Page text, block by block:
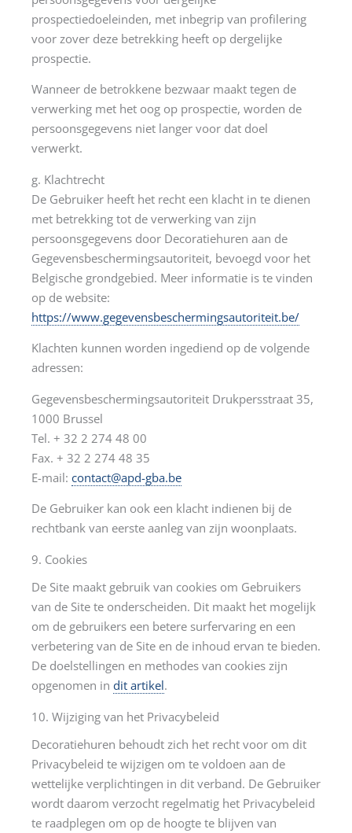
prospectiedoeleinden, met inbegrip van profilering
voor zover deze betrekking heeft op dergelijke
prospectie.
Wanneer de betrokkene bezwaar maakt tegen de
verwerking met het oog op prospectie, worden de
persoonsgegevens niet langer voor dat doel
verwerkt.
g. Klachtrecht
De Gebruiker heeft het recht een klacht in te dienen
met betrekking tot de verwerking van zijn
persoonsgegevens door Decoratiehuren aan de
Gegevensbeschermingsautoriteit, bevoegd voor het
Belgische grondgebied. Meer informatie is te vinden
op de website:
https://www.gegevensbeschermingsautoriteit.be/
Klachten kunnen worden ingediend op de volgende
adressen:
Gegevensbeschermingsautoriteit Drukpersstraat 35,
1000 Brussel
Tel. + 32 2 274 48 00
Fax. + 32 2 274 48 35
E-mail: contact@apd-gba.be
De Gebruiker kan ook een klacht indienen bij de
rechtbank van eerste aanleg van zijn woonplaats.
9. Cookies
De Site maakt gebruik van cookies om Gebruikers
van de Site te onderscheiden. Dit maakt het mogelijk
om de gebruikers een betere surfervaring en een
verbetering van de Site en de inhoud ervan te bieden.
De doelstellingen en methodes van cookies zijn
opgenomen in dit artikel.
10. Wijziging van het Privacybeleid
Decoratiehuren behoudt zich het recht voor om dit
Privacybeleid te wijzigen om te voldoen aan de
wettelijke verplichtingen in dit verband. De Gebruiker
wordt daarom verzocht regelmatig het Privacybeleid
te raadplegen om op de hoogte te blijven van